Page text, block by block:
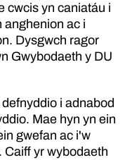
cwcis yn caniatáu i
anghenion ac i
Dysgwch ragor
Gwybodaeth y DU
i adnabod
Mae hyn yn ein
gwefan ac i'w
Caiff yr wybodaeth